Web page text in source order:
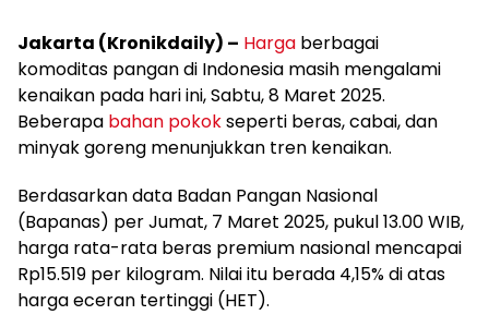
Jakarta (Kronikdaily) – Harga berbagai
komoditas pangan di Indonesia masih mengalami
kenaikan pada hari ini, Sabtu, 8 Maret 2025.
Beberapa bahan pokokseperti beras, cabai, dan
minyak goreng menunjukkan tren kenaikan.
Berdasarkan data Badan Pangan Nasional
(Bapanas) per Jumat, 7 Maret 2025, pukul 13.00 WIB,
harga rata-rata beras premium nasional mencapai
Rp15.519 per kilogram. Nilai itu berada 4,15% di atas
harga eceran tertinggi (HET).